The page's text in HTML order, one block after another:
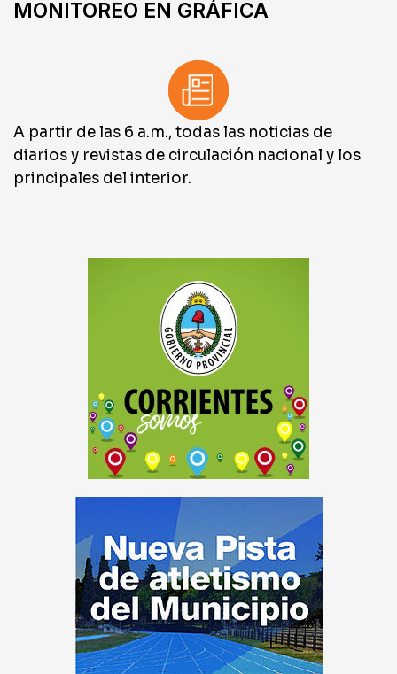
MONITOREO EN GRÁFICA
A partir de las 6 a.m., todas las noticias de
diarios y revistas de circulación nacional y los
principales del interior.